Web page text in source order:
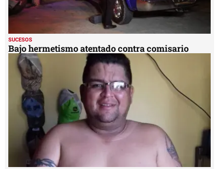
SUCESOS
Bajo hermetismo atentado contra comisario